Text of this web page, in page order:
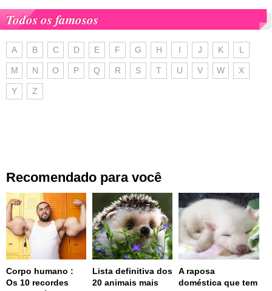
Todos os famosos
A B C D E F G H I J K L
M N O P Q R S T U V W X
Y Z
Recomendado para você
Corpo humano :
Os 10 recordes
Lista definitiva dos
20 animais mais
A raposa
doméstica que tem